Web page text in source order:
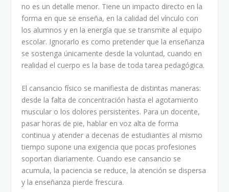
no es un detalle menor. Tiene un impacto directo en la
forma en que se enseña, en la calidad del vínculo con
los alumnos y en la energía que se transmite al equipo
escolar. Ignorarlo es como pretender que la enseñanza
se sostenga únicamente desde la voluntad, cuando en
realidad el cuerpo es la base de toda tarea pedagógica.
El cansancio físico se manifiesta de distintas maneras:
desde la falta de concentración hasta el agotamiento
muscular o los dolores persistentes. Para un docente,
pasar horas de pie, hablar en voz alta de forma
continua y atender a decenas de estudiantes al mismo
tiempo supone una exigencia que pocas profesiones
soportan diariamente. Cuando ese cansancio se
acumula, la paciencia se reduce, la atención se dispersa
y la enseñanza pierde frescura.